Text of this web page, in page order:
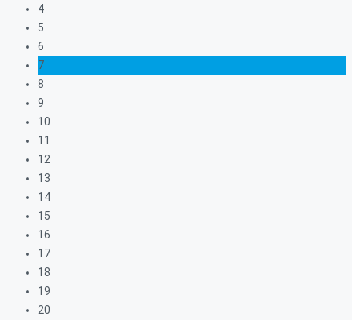
4
5
6
7
8
9
10
11
12
13
14
15
16
17
18
19
20